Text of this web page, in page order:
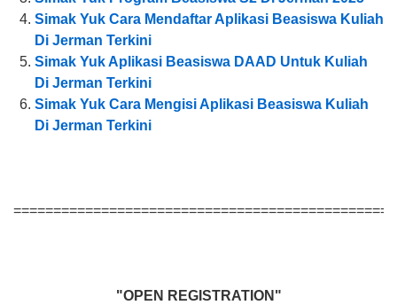
Simak Yuk Cara Mendaftar Aplikasi Beasiswa Kuliah
Di Jerman Terkini
Simak Yuk Aplikasi Beasiswa DAAD Untuk Kuliah
Di Jerman Terkini
Simak Yuk Cara Mengisi Aplikasi Beasiswa Kuliah
Di Jerman Terkini
"OPEN REGISTRATION"